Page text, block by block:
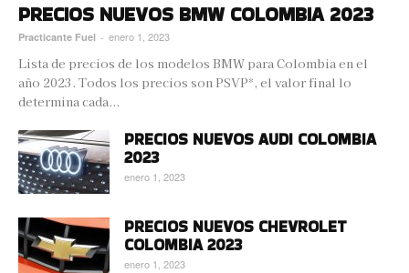
PRECIOS NUEVOS BMW COLOMBIA 2023
Practicante Fuel - enero 1, 2023
Lista de precios de los modelos BMW para Colombia en el
año 2023. Todos los precios son PSVP*, el valor final lo
determina cada...
PRECIOS NUEVOS AUDI COLOMBIA
2023
enero 1, 2023
PRECIOS NUEVOS CHEVROLET
COLOMBIA 2023
enero 1, 2023